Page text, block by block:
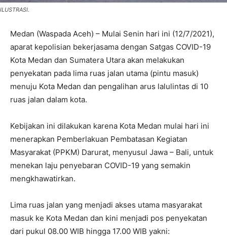
ILUSTRASI.
Medan (Waspada Aceh) – Mulai Senin hari ini (12/7/2021),
aparat kepolisian bekerjasama dengan Satgas COVID-19
Kota Medan dan Sumatera Utara akan melakukan
penyekatan pada lima ruas jalan utama (pintu masuk)
menuju Kota Medan dan pengalihan arus lalulintas di 10
ruas jalan dalam kota.
Kebijakan ini dilakukan karena Kota Medan mulai hari ini
menerapkan Pemberlakuan Pembatasan Kegiatan
Masyarakat (PPKM) Darurat, menyusul Jawa – Bali, untuk
menekan laju penyebaran COVID-19 yang semakin
mengkhawatirkan.
Lima ruas jalan yang menjadi akses utama masyarakat
masuk ke Kota Medan dan kini menjadi pos penyekatan
dari pukul 08.00 WIB hingga 17.00 WIB yakni: